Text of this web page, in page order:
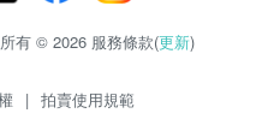
有 © 2026 服務條款(更新)
| 拍賣使用規範